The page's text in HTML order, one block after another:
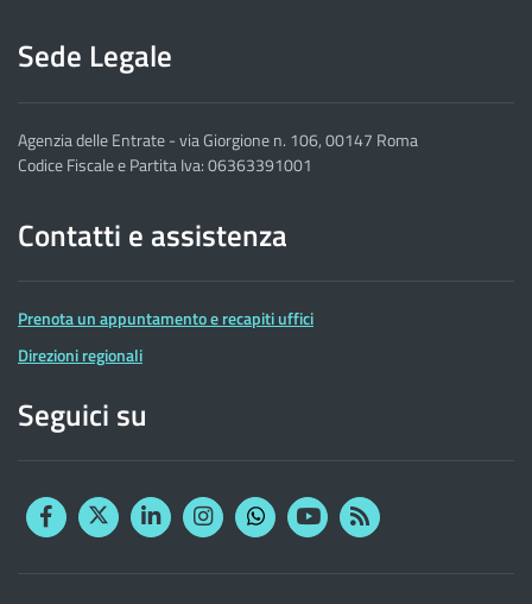
Sede Legale
Agenzia delle Entrate - via Giorgione n. 106, 00147 Roma
Codice Fiscale e Partita Iva: 06363391001
Contatti e assistenza
Prenota un appuntamento e recapiti uffici
Direzioni regionali
Seguici su
FacebookTwitterLinkedinInstagram
YouTubeRSS